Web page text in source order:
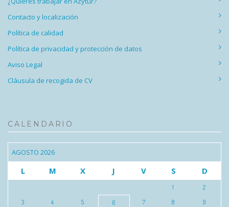
Contacto y localización
Política de calidad
Política de privacidad y protección de datos
Aviso Legal
Cláusula de recogida de CV
CALENDARIO
AGOSTO 2026
L M X J V S D
1
2
3
4 5 6 7 8
9